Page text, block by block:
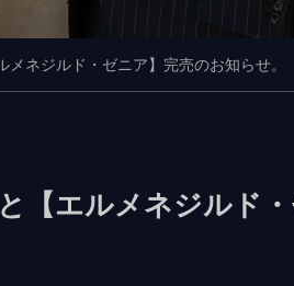
ネジルド・ゼニア】完売のお知らせ。
【エルメネジルド